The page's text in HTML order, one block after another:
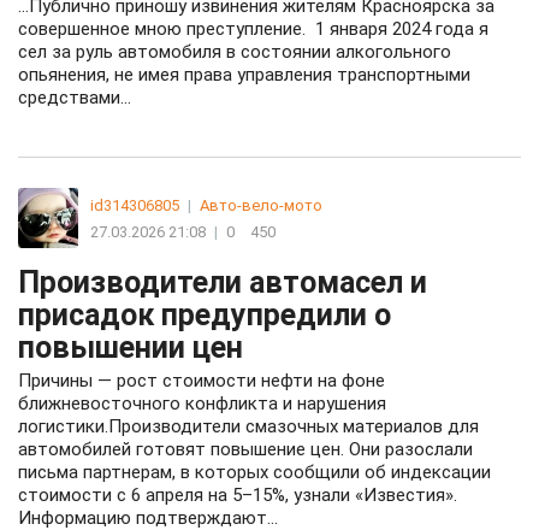
…Публично приношу извинения жителям Красноярска за
совершенное мною преступление. 1 января 2024 года я
сел за руль автомобиля в состоянии алкогольного
опьянения, не имея права управления транспортными
средствами…
id314306805 | Авто-вело-мото
27.03.2026 21:08 | 0 450
Производители автомасел и
присадок предупредили о
повышении цен
Причины — рост стоимости нефти на фоне
ближневосточного конфликта и нарушения
логистики.Производители смазочных материалов для
автомобилей готовят повышение цен. Они разослали
письма партнерам, в которых сообщили об индексации
стоимости с 6 апреля на 5–15%, узнали «Известия».
Информацию подтверждают...